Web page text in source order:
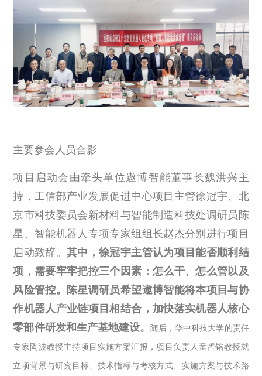
主要参会人员合影
项目启动会由牵头单位遨博智能董事长魏洪兴主
持，工信部产业发展促进中心项目主管徐冠宇、北
京市科技委员会新材料与智能制造科技处调研员陈
星、智能机器人专项专家组组长赵杰分别进行项目
启动致辞。其中，徐冠宇主管认为项目能否顺利结
项，需要牢牢把控三个因素：怎么干、怎么管以及
风险管控。陈星调研员希望遨博智能将本项目与协
作机器人产业链项目相结合，加快落实机器人核心
零部件研发和生产基地建设。随后，华中科技大学的责任
专家陶波教授主持项目实施方案汇报，项目负责人童哲铭教授就
立项背景与研究目标、技术指标与考核方式、实施方案与技术路